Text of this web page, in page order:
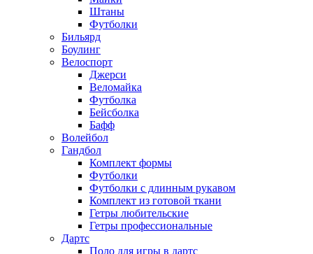
Штаны
Футболки
Бильярд
Боулинг
Велоспорт
Джерси
Веломайка
Футболка
Бейсболка
Бафф
Волейбол
Гандбол
Комплект формы
Футболки
Футболки с длинным рукавом
Комплект из готовой ткани
Гетры любительские
Гетры профессиональные
Дартс
Поло для игры в дартс